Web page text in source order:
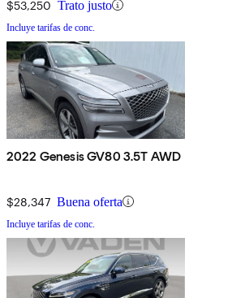
$53,250 Trato justo
Incluye tarifas de conc.
2022 Genesis GV80 3.5T AWD
$28,347 Buena oferta
Incluye tarifas de conc.